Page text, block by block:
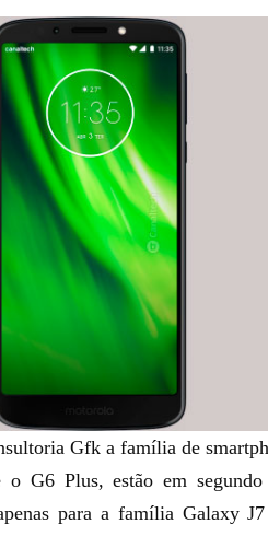
Gfk a família de
G6 Plus, estão em
para a família Galaxy